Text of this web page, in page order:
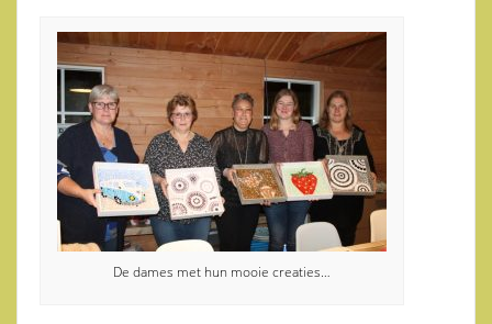
De dames met hun mooie creaties…